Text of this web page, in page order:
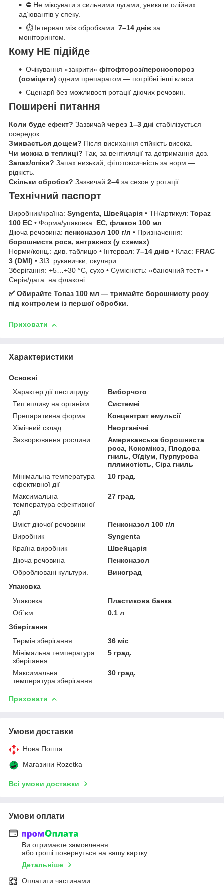
⛔ Не міксувати з сильними лугами; уникати олійних
ад’ювантів у спеку.
⏱ Інтервал між обробками: 7–14 днів за
моніторингом.
Кому НЕ підійде
Очікування «закрити» фітофтороз/пероноспороз
(ооміцети) одним препаратом — потрібні інші класи.
Сценарії без можливості ротації діючих речовин.
Поширені питання
Коли буде ефект? Зазвичай через 1–3 дні стабілізується
осередок.
Змивається дощем? Після висихання стійкість висока.
Чи можна в теплиці? Так, за вентиляції та дотримання доз.
Запах/опіки? Запах низький, фітотоксичність за норм —
рідкість.
Скільки обробок? Зазвичай 2–4 за сезон у ротації.
Технічний паспорт
Виробник/країна: Syngenta, Швейцарія • ТН/артикул: Topaz
100 EC • Форма/упаковка: EC, флакон 100 мл
Діюча речовина: пенконазол 100 г/л • Призначення:
борошниста роса, антракноз (у схемах)
Норми/конц.: див. таблицю • Інтервал: 7–14 днів • Клас: FRAC
3 (DMI) • ЗІЗ: рукавички, окуляри
Зберігання: +5…+30 °C, сухо • Сумісність: «баночний тест» •
Серія/дата: на флаконі
✅ Обирайте Топаз 100 мл — тримайте борошнисту росу
під контролем із першої обробки.
Приховати
Характеристики
Основні
Характер дії пестициду
Виборчого
Тип впливу на організм
Системні
Препаративна форма
Концентрат емульсії
Хімічний склад
Неорганічні
Захворювання рослини
Американська борошниста
роса, Кокомікоз, Плодова
гниль, Оїдіум, Пурпурова
плямистість, Сіра гниль
Мінімальна температура
ефективної дії
10 град.
Максимальна
температура ефективної
дії
27 град.
Вміст діючої речовини
Пенконазол 100 г/л
Виробник
Syngenta
Країна виробник
Швейцарія
Діюча речовина
Пенконазол
Оброблювані культури.
Виноград
Упаковка
Упаковка
Пластикова банка
Об`єм
0.1 л
Зберігання
Термін зберігання
36 міс
Мінімальна температура
зберігання
5 град.
Максимальна
температура зберігання
30 град.
Приховати
Умови доставки
Нова Пошта
Магазини Rozetka
Всі умови доставки
Умови оплати
Ви отримаєте замовлення
або гроші повернуться на вашу картку
Детальніше
Оплатити частинами